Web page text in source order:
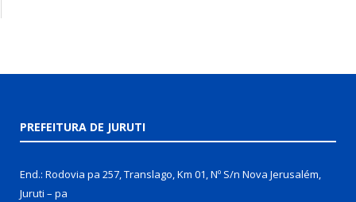
PREFEITURA DE JURUTI
End.: Rodovia pa 257, Translago, Km 01, Nº S/n Nova Jerusalém,
Juruti – pa